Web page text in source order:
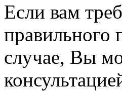
Если вам
правильного
случае, Вы